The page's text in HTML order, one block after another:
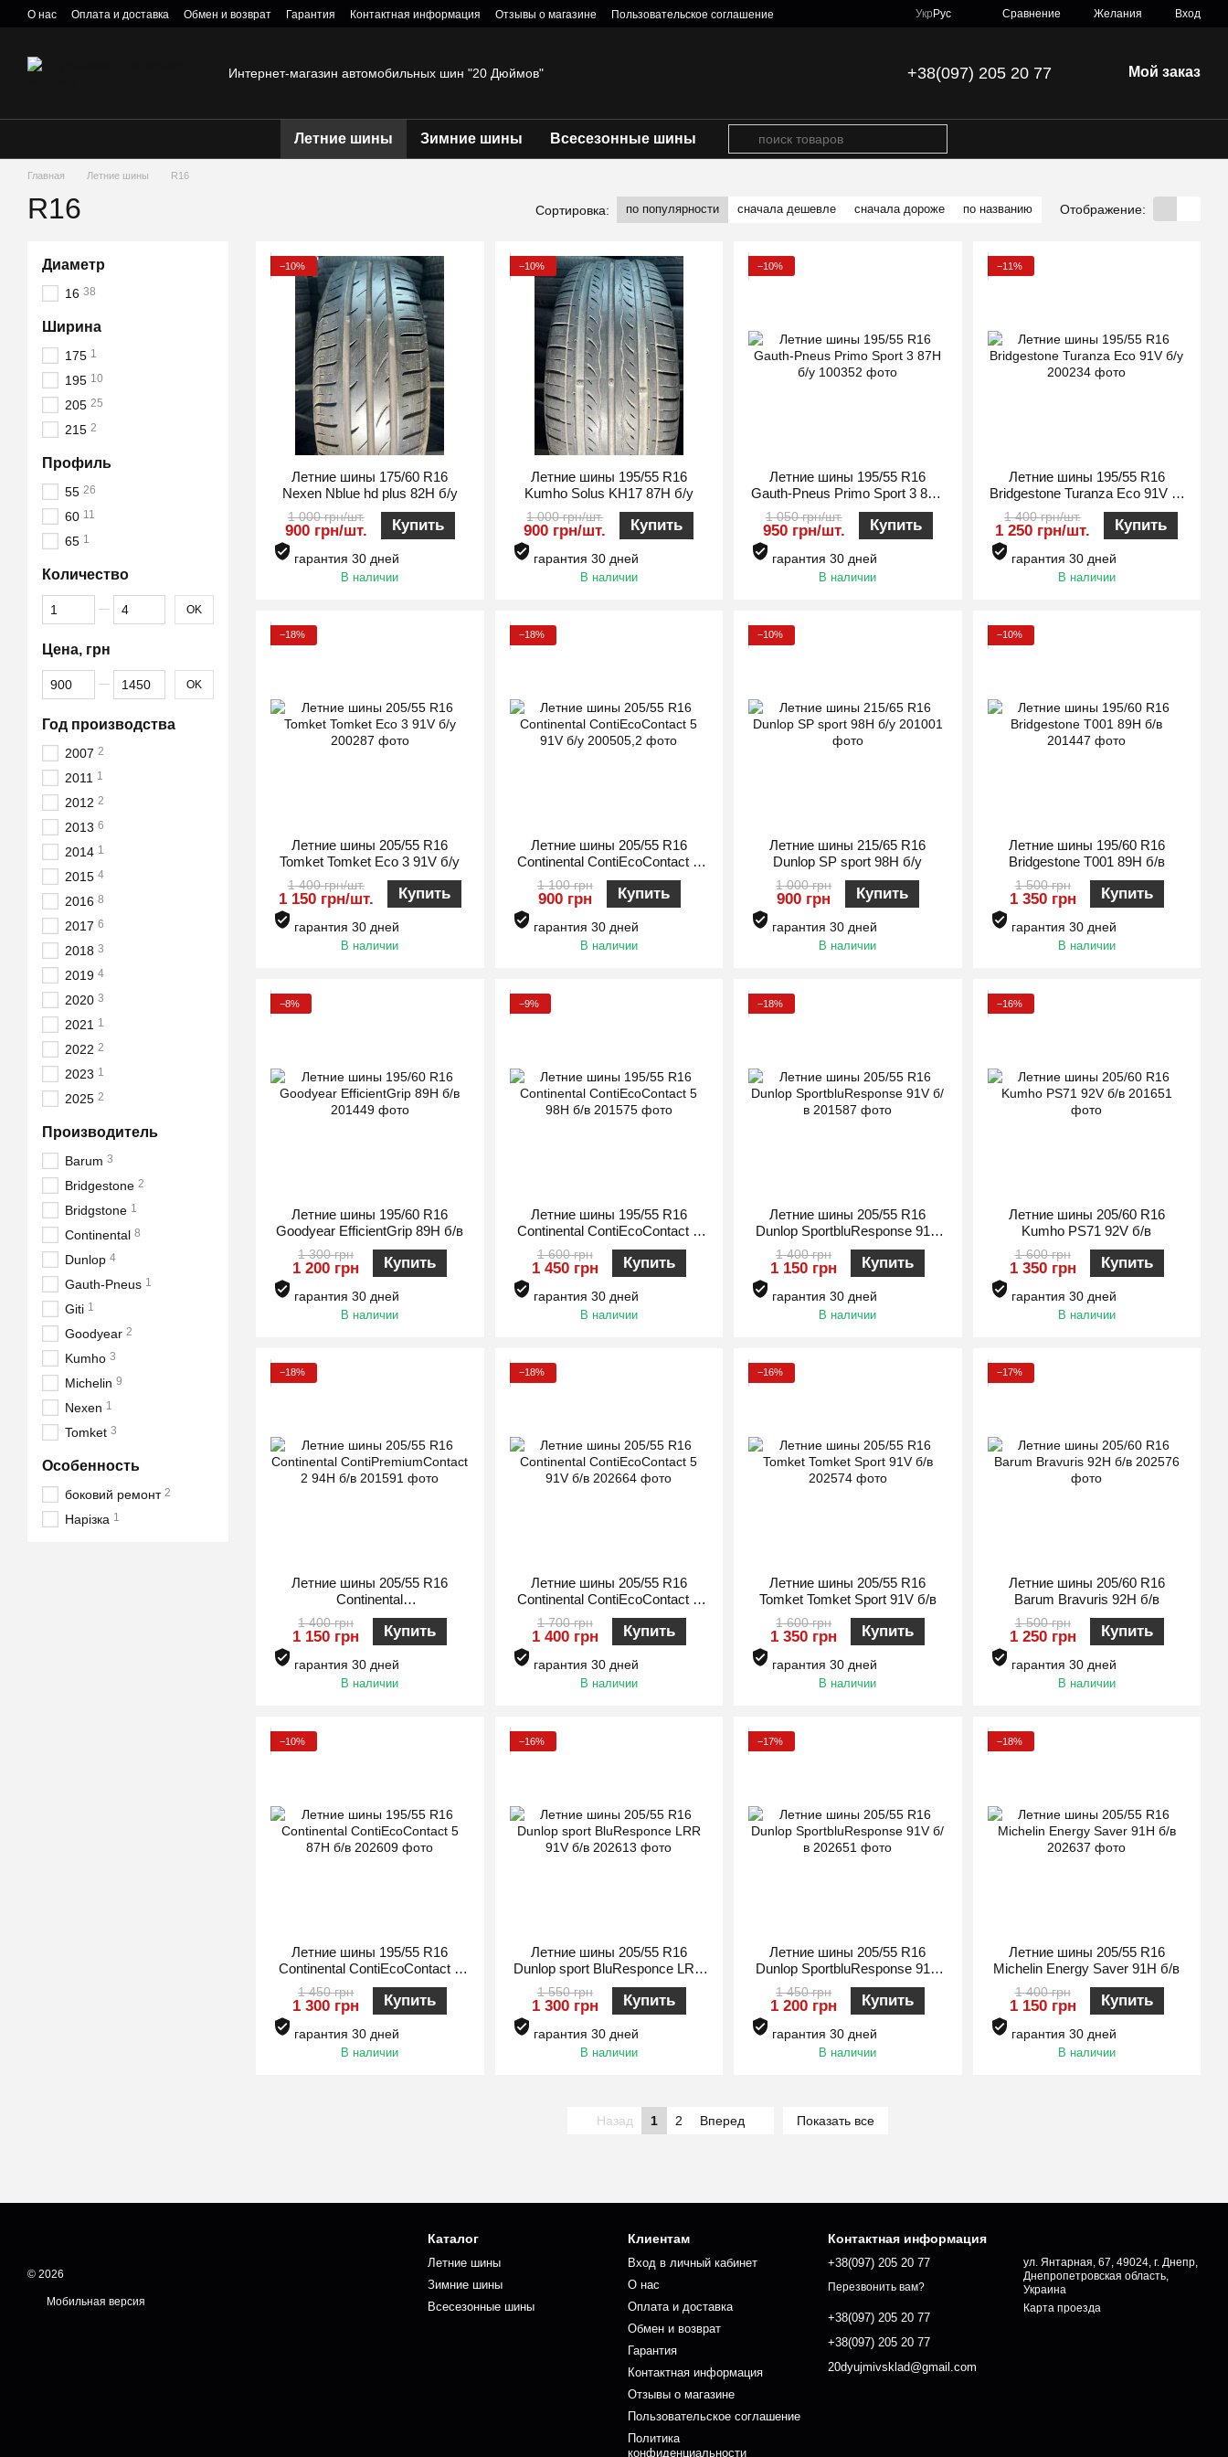
Перейти к основному контенту
О нас Оплата и доставка Обмен и возврат Гарантия Контактная информация Отзывы о магазине
Пользовательское соглашение
Укр Рус Сравнение Желания Вход
Интернет-магазин автомобильных шин "20 Дюймов" +38(097) 205 20 77 Мой заказ
Летние шины Зимние шины Всесезонные шины
Главная Летние шины R16
R16 Сортировка: по популярности сначала дешевле сначала дороже по названию Отображение:
−10%
Летние шины 175/60 R16
Nexen Nblue hd plus 82H б/у
1 000 грн/шт.
900 грн/шт. Купить
гарантия 30 дней
В наличии
−10%
Летние шины 195/55 R16
Kumho Solus KH17 87H б/у
1 000 грн/шт.
900 грн/шт. Купить
гарантия 30 дней
В наличии
−10%
Летние шины 195/55 R16
Gauth-Pneus Primo Sport 3 87H
1 050 грн/шт.
950 грн/шт. Купить
гарантия 30 дней
В наличии
−11%
Летние шины 195/55 R16
Bridgestone Turanza Eco 91V б/
1 400 грн/шт.
1 250 грн/шт. Купить
гарантия 30 дней
В наличии
−18%
Летние шины 205/55 R16
Tomket Tomket Eco 3 91V б/у
1 400 грн/шт.
1 150 грн/шт. Купить
гарантия 30 дней
В наличии
−18%
Летние шины 205/55 R16
Continental ContiEcoContact 5
91V б/у
1 100 грн
900 грн Купить
гарантия 30 дней
В наличии
−10%
Летние шины 215/65 R16
Dunlop SP sport 98H б/у
1 000 грн
900 грн Купить
гарантия 30 дней
В наличии
−10%
Летние шины 195/60 R16
Bridgestone T001 89H б/в
1 500 грн
1 350 грн Купить
гарантия 30 дней
В наличии
−8%
Летние шины 195/60 R16
Goodyear EfficientGrip 89H б/в
1 300 грн
1 200 грн Купить
гарантия 30 дней
В наличии
−9%
Летние шины 195/55 R16
Continental ContiEcoContact 5
98H б/в
1 600 грн
1 450 грн Купить
гарантия 30 дней
В наличии
−18%
Летние шины 205/55 R16
Dunlop SportbluResponse 91V
б/в
1 400 грн
1 150 грн Купить
гарантия 30 дней
В наличии
−16%
Летние шины 205/60 R16
Kumho PS71 92V б/в
1 600 грн
1 350 грн Купить
гарантия 30 дней
В наличии
−18%
Летние шины 205/55 R16
Continental
ContiPremiumContact 2 94H б/в
1 400 грн
1 150 грн Купить
гарантия 30 дней
В наличии
−18%
Летние шины 205/55 R16
Continental ContiEcoContact 5
91V б/в
1 700 грн
1 400 грн Купить
гарантия 30 дней
В наличии
−16%
Летние шины 205/55 R16
Tomket Tomket Sport 91V б/в
1 600 грн
1 350 грн Купить
гарантия 30 дней
В наличии
−17%
Летние шины 205/60 R16
Barum Bravuris 92H б/в
1 500 грн
1 250 грн Купить
гарантия 30 дней
В наличии
−10%
Летние шины 195/55 R16
Continental ContiEcoContact 5
87H б/в
1 450 грн
1 300 грн Купить
гарантия 30 дней
В наличии
−16%
Летние шины 205/55 R16
Dunlop sport BluResponce LRR
91V б/в
1 550 грн
1 300 грн Купить
гарантия 30 дней
В наличии
−17%
Летние шины 205/55 R16
Dunlop SportbluResponse 91V
б/в
1 450 грн
1 200 грн Купить
гарантия 30 дней
В наличии
−18%
Летние шины 205/55 R16
Michelin Energy Saver 91H б/в
1 400 грн
1 150 грн Купить
гарантия 30 дней
В наличии
Назад 1 2 Вперед Показать все
Диаметр
16 38
Ширина
175 1
195 10
205 25
215 2
Профиль
55 26
60 11
65 1
Количество
От Количество
До Количество OK
Цена, грн
От Цена, грн
До Цена, грн OK
Год производства
2007 2
2011 1
2012 2
2013 6
2014 1
2015 4
2016 8
2017 6
2018 3
2019 4
2020 3
2021 1
2022 2
2023 1
2025 2
Производитель
Barum 3
Bridgestone 2
Bridgstone 1
Continental 8
Dunlop 4
Gauth-Pneus 1
Giti 1
Goodyear 2
Kumho 3
Michelin 9
Nexen 1
Tomket 3
Особенность
боковий ремонт 2
Нарізка 1
© 2026
Мобильная версия
Каталог
Летние шины
Зимние шины
Всесезонные шины
Клиентам
Вход в личный кабинет
О нас
Оплата и доставка
Обмен и возврат
Гарантия
Контактная информация
Отзывы о магазине
Пользовательское соглашение
Политика
конфиденциальности
Контактная информация
+38(097) 205 20 77
Перезвонить вам?
+38(097) 205 20 77
+38(097) 205 20 77
20dyujmivsklad@gmail.com
ул. Янтарная, 67, 49024, г. Днепр,
Днепропетровская область,
Украина
Карта проезда